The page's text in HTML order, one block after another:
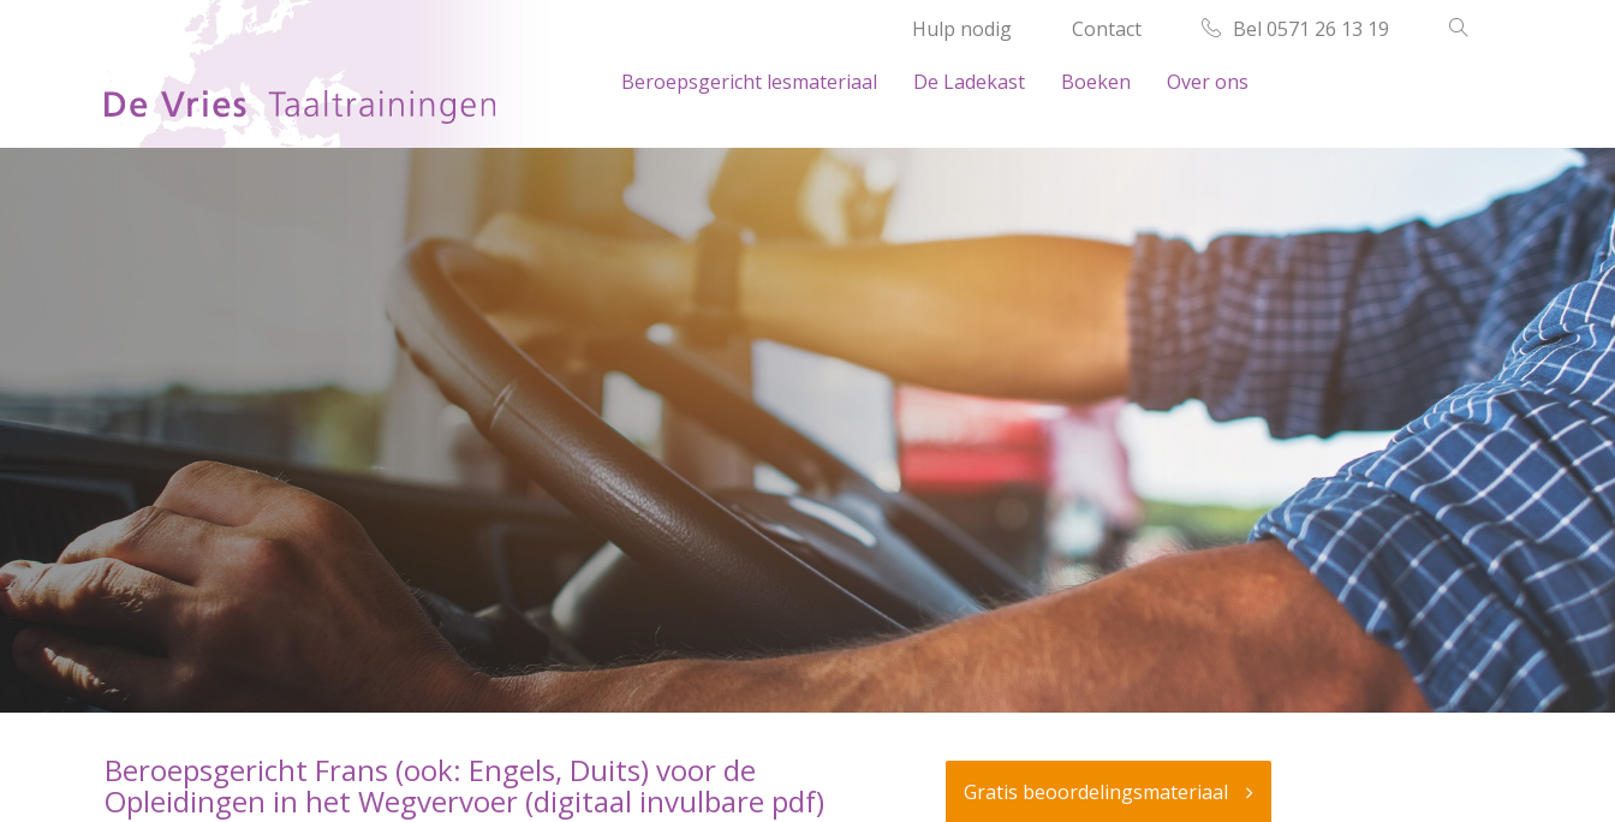
Hulp nodig Contact
Bel 0571 26 13 19
Beroepsgericht lesmateriaal
De Ladekast Boeken Over ons
Gratis beoordelingsmateriaal
Beroepsgericht Frans (ook: Engels, Duits) voor de
Opleidingen in het Wegvervoer (digitaal invulbare pdf)